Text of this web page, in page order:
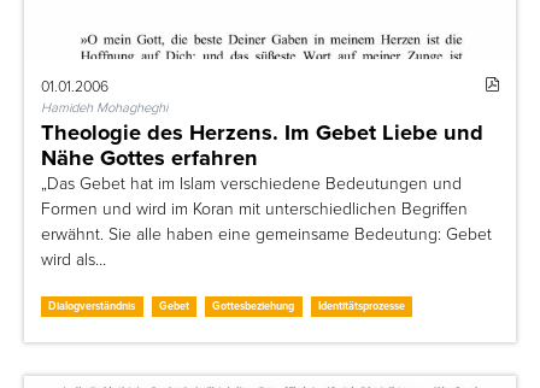
01.01.2006
Hamideh Mohagheghi
Theologie des Herzens. Im Gebet Liebe und
Nähe Gottes erfahren
„Das Gebet hat im Islam verschiedene Bedeutungen und
Formen und wird im Koran mit unterschiedlichen Begriffen
erwähnt. Sie alle haben eine gemeinsame Bedeutung: Gebet
wird als…
Dialogverständnis Gebet Gottesbeziehung Identitätsprozesse